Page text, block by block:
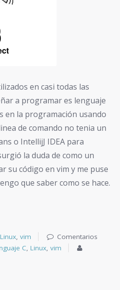
en casi todas las
a programar es lenguaje
en la programación usando
de comando no tenia un
o IntellijJ IDEA para
la duda de como un
su código en vim y me puse
que saber como se hace.
Linux,vim
Comentarios
C,Linux,vim